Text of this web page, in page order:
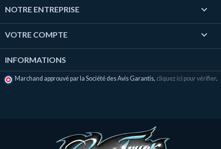
NOTRE ENTREPRISE 
VOTRE COMPTE 
INFORMATIONS
Marchand approuvé par la Société des Avis Garantis, cliquez ici pour vérifier.